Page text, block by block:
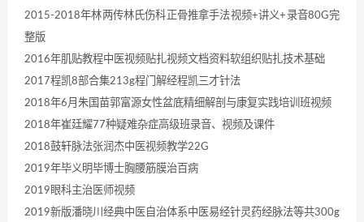
2015-2018年林两传林氏伤科正骨推拿手法视频+讲义+录音80G完
整版
2016年肌贴教程中医视频贴扎视频文档资料软组织贴扎技术基础
2017程凯8部合集213g程门解经程凯三才针法
2018年6月朱国苗郭富源女性盆底精细解剖与康复实践培训班视频
2018年崔廷耀77种疑难杂症高级班录音、视频及课件
2018鼓轩脉法张润杰中医视频教学22G
2019年毕义明毕博士胸腰筋膜治百病
2019眼科主治医师视频
2019新版潘晓川经典中医自治体系中医易经针灵药经脉法等共300g